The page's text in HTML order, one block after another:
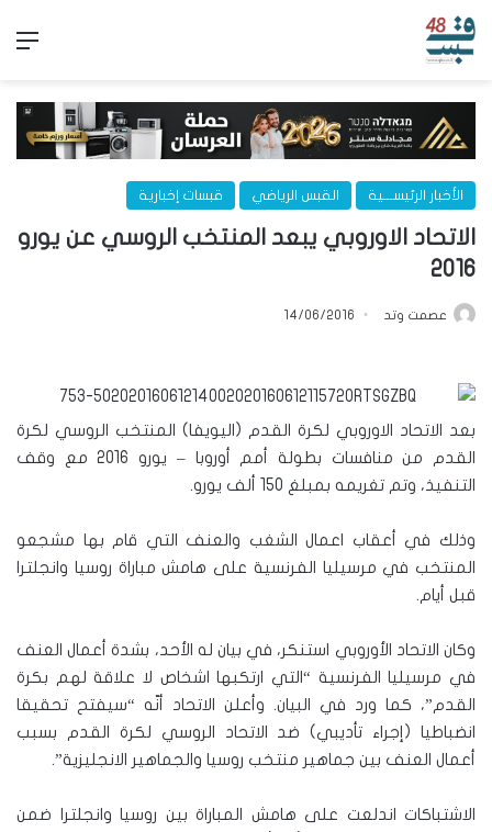
الأخبار الرئيســـية القبس الرياضي قبسات إخبارية
الاتحاد الاوروبي يبعد المنتخب الروسي عن يورو
2016
عصمت وتد 14/06/2016
بعد الاتحاد الاوروبي لكرة القدم (اليويفا) المنتخب الروسي لكرة
القدم من منافسات بطولة أمم أوروبا – يورو 2016 مع وقف
التنفيذ، وتم تغريمه بمبلغ 150 ألف يورو.
وذلك في أعقاب اعمال الشغب والعنف التي قام بها مشجعو
المنتخب في مرسيليا الفرنسية على هامش مباراة روسيا وانجلترا
قبل أيام.
وكان الاتحاد الأوروبي استنكر، في بيان له الأحد، بشدة أعمال العنف
في مرسيليا الفرنسية “التي ارتكبها اشخاص لا علاقة لهم بكرة
القدم”، كما ورد في البيان. وأعلن الاتحاد أنّه “سيفتح تحقيقا
انضباطيا (إجراء تأديبي) ضد الاتحاد الروسي لكرة القدم بسبب
أعمال العنف بين جماهير منتخب روسيا والجماهير الانجليزية”.
الاشتباكات اندلعت على هامش المباراة بين روسيا وانجلترا ضمن